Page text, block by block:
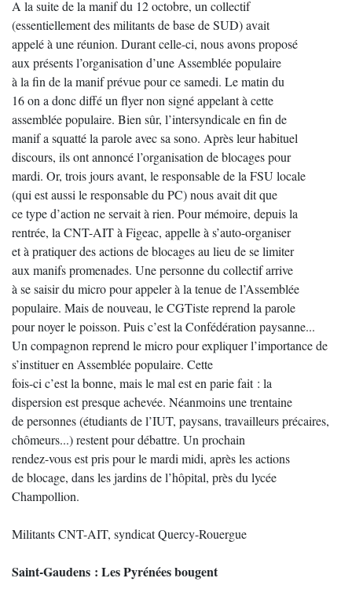
A la suite de la manif du 12 octobre, un collectif
(essentiellement des militants de base de SUD) avait
appelé à une réunion. Durant celle-ci, nous avons proposé
aux présents l’organisation d’une Assemblée populaire
à la fin de la manif prévue pour ce samedi. Le matin du
16 on a donc diffé un flyer non signé appelant à cette
assemblée populaire. Bien sûr, l’intersyndicale en fin de
manif a squatté la parole avec sa sono. Après leur habituel
discours, ils ont annoncé l’organisation de blocages pour
mardi. Or, trois jours avant, le responsable de la FSU locale
(qui est aussi le responsable du PC) nous avait dit que
ce type d’action ne servait à rien. Pour mémoire, depuis la
rentrée, la CNT-AIT à Figeac, appelle à s’auto-organiser
et à pratiquer des actions de blocages au lieu de se limiter
aux manifs promenades. Une personne du collectif arrive
à se saisir du micro pour appeler à la tenue de l’Assemblée
populaire. Mais de nouveau, le CGTiste reprend la parole
pour noyer le poisson. Puis c’est la Confédération paysanne...
Un compagnon reprend le micro pour expliquer l’importance de
s’instituer en Assemblée populaire. Cette
fois-ci c’est la bonne, mais le mal est en parie fait : la
dispersion est presque achevée. Néanmoins une trentaine
de personnes (étudiants de l’IUT, paysans, travailleurs précaires,
chômeurs...) restent pour débattre. Un prochain
rendez-vous est pris pour le mardi midi, après les actions
de blocage, dans les jardins de l’hôpital, près du lycée
Champollion.
Militants CNT-AIT, syndicat Quercy-Rouergue
Saint-Gaudens : Les Pyrénées bougent